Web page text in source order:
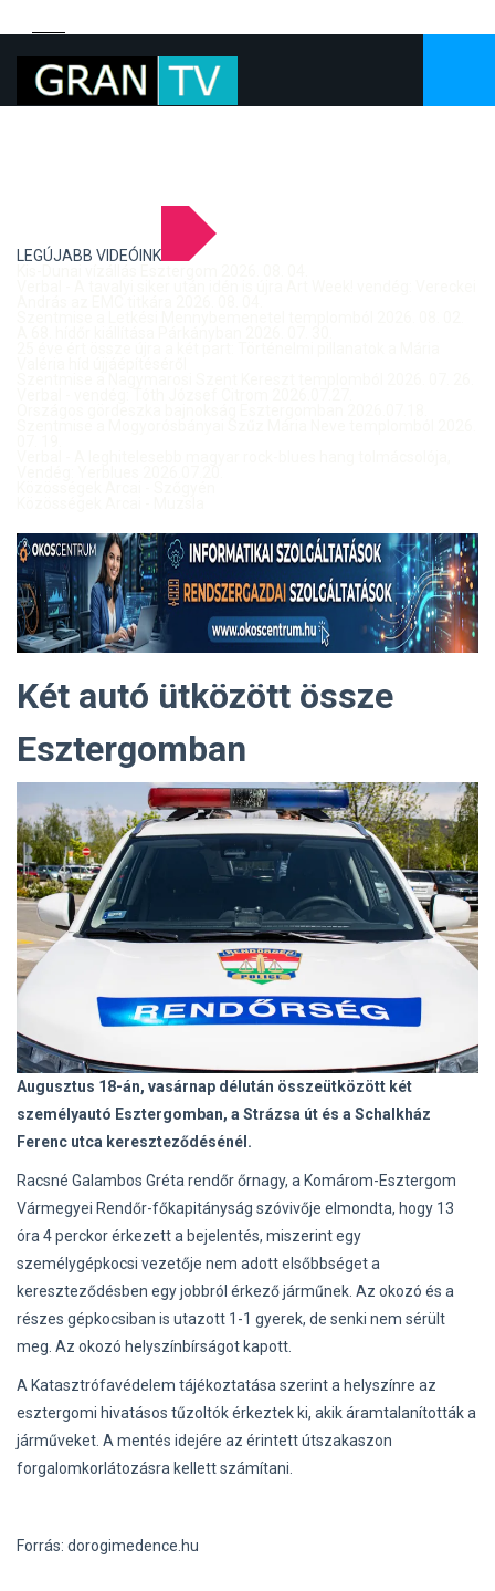
LEGÚJABB VIDEÓINK
Két autó ütközött össze
Esztergomban
Augusztus 18-án, vasárnap délután összeütközött két
személyautó Esztergomban, a Strázsa út és a Schalkház
Ferenc utca kereszteződésénél.
Racsné Galambos Gréta rendőr őrnagy, a Komárom-Esztergom
Vármegyei Rendőr-főkapitányság szóvivője elmondta, hogy 13
óra 4 perckor érkezett a bejelentés, miszerint egy
személygépkocsi vezetője nem adott elsőbbséget a
kereszteződésben egy jobbról érkező járműnek. Az okozó és a
részes gépkocsiban is utazott 1-1 gyerek, de senki nem sérült
meg. Az okozó helyszínbírságot kapott.
A Katasztrófavédelem tájékoztatása szerint a helyszínre az
esztergomi hivatásos tűzoltók érkeztek ki, akik áramtalanították a
járműveket. A mentés idejére az érintett útszakaszon
forgalomkorlátozásra kellett számítani.
Forrás: dorogimedence.hu